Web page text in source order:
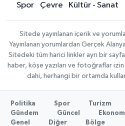
Spor
Çevre Kültür - Sanat
Sitede yayınlanan içerik ve
Yayınlanan yorumlardan Gerçek
Sitedeki tüm harici linkler ayrı bir
haber, köşe yazıları ve fotoğraflar izin
dahi, herhangi bir ortamda
Politika Spor
Turizm
Gündem
Güncel
Genel
Diğer Bölge